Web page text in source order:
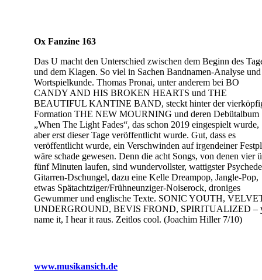
Ox Fanzine 163
Das U macht den Unterschied zwischen dem Beginn des
und dem Klagen. So viel in Sachen Bandnamen-Analyse und
Wortspielkunde. Thomas Pronai, unter anderem bei BO
CANDY AND HIS BROKEN HEARTS und THE
BEAUTIFUL KANTINE BAND, steckt hinter der
Formation THE NEW MOURNING und deren Debütalbum
„When The Light Fades“, das schon 2019 eingespielt wurde,
aber erst dieser Tage veröffentlicht wurde. Gut, dass es
veröffentlicht wurde, ein Verschwinden auf irgendeiner
wäre schade gewesen. Denn die acht Songs, von denen vier
fünf Minuten laufen, sind wundervollster, wattigster
Gitarren-Dschungel, dazu eine Kelle Dreampop, Jangle-Pop,
etwas Spätachtziger/Frühneunziger-Noiserock, droniges
Gewummer und englische Texte. SONIC YOUTH,
UNDERGROUND, BEVIS FROND, SPIRITUALIZED –
name it, I hear it raus. Zeitlos cool. (Joachim Hiller 7/10)
www.musikansich.de